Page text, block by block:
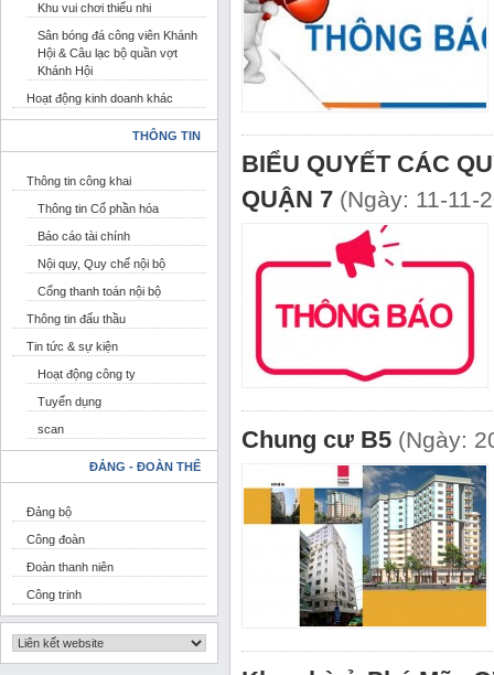
Khu vui chơi thiếu nhi
Sân bóng đá công viên Khánh
Hội & Câu lạc bộ quần vợt
Khánh Hội
Hoạt động kinh doanh khác
THÔNG TIN
Thông tin công khai
Thông tin Cổ phần hóa
Báo cáo tài chính
Nội quy, Quy chế nội bộ
Cổng thanh toán nội bộ
Thông tin đấu thầu
Tin tức & sự kiện
Hoạt động công ty
Tuyển dụng
scan
ĐẢNG - ĐOÀN THỂ
Đảng bộ
Công đoàn
Đoàn thanh niên
Công trinh
BIỂU QUYẾT CÁC
QUẬN 7 (Ngày: 11-11-
Chung cư B5 (Ngày: